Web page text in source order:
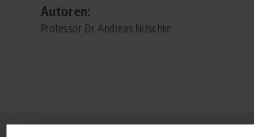
Autoren:
Professor Dr. Andreas Nitschke